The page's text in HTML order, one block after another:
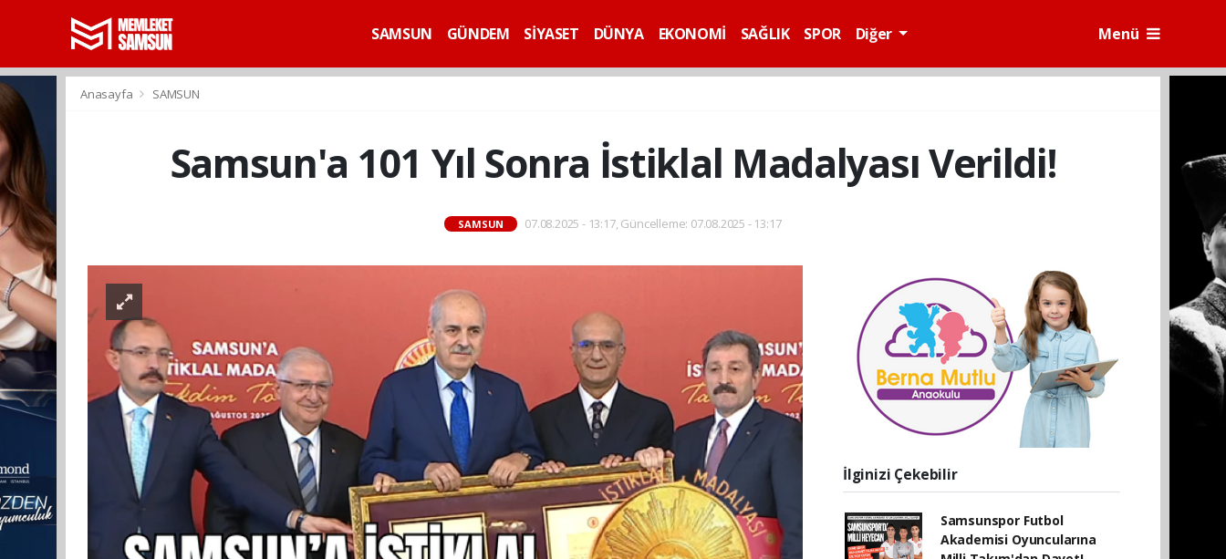
SAMSUN GÜNDEM SİYASET DÜNYA EKONOMİ SAĞLIK SPOR Diğer Menü
Anasayfa SAMSUN
Samsun'a 101 Yıl Sonra İstiklal Madalyası Verildi!
SAMSUN 07.08.2025 - 13:17, Güncelleme: 07.08.2025 - 13:17
İlginizi Çekebilir
Samsunspor Futbol
Akademisi Oyuncularına